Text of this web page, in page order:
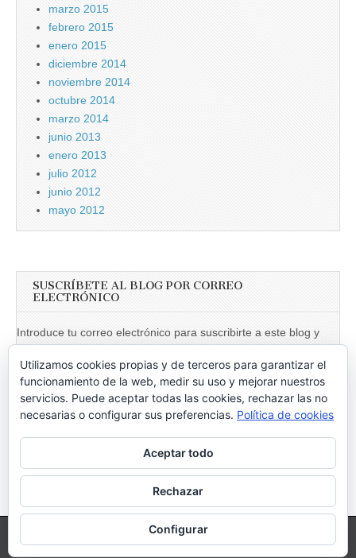
marzo 2015
febrero 2015
enero 2015
diciembre 2014
noviembre 2014
octubre 2014
marzo 2014
junio 2013
enero 2013
julio 2012
junio 2012
mayo 2012
SUSCRÍBETE AL BLOG POR CORREO
ELECTRÓNICO
Introduce tu correo electrónico para suscribirte a este blog y
Dirección
de
email
Únete a otros 246 suscriptores
Vociferando . All Rights Reserved.
Utilizamos cookies propias y de terceros para garantizar el
funcionamiento de la web, medir su uso y mejorar nuestros
servicios. Puede aceptar todas las cookies, rechazar las no
necesarias o configurar sus preferencias. Política de cookies
Aceptar todo
Rechazar
Configurar